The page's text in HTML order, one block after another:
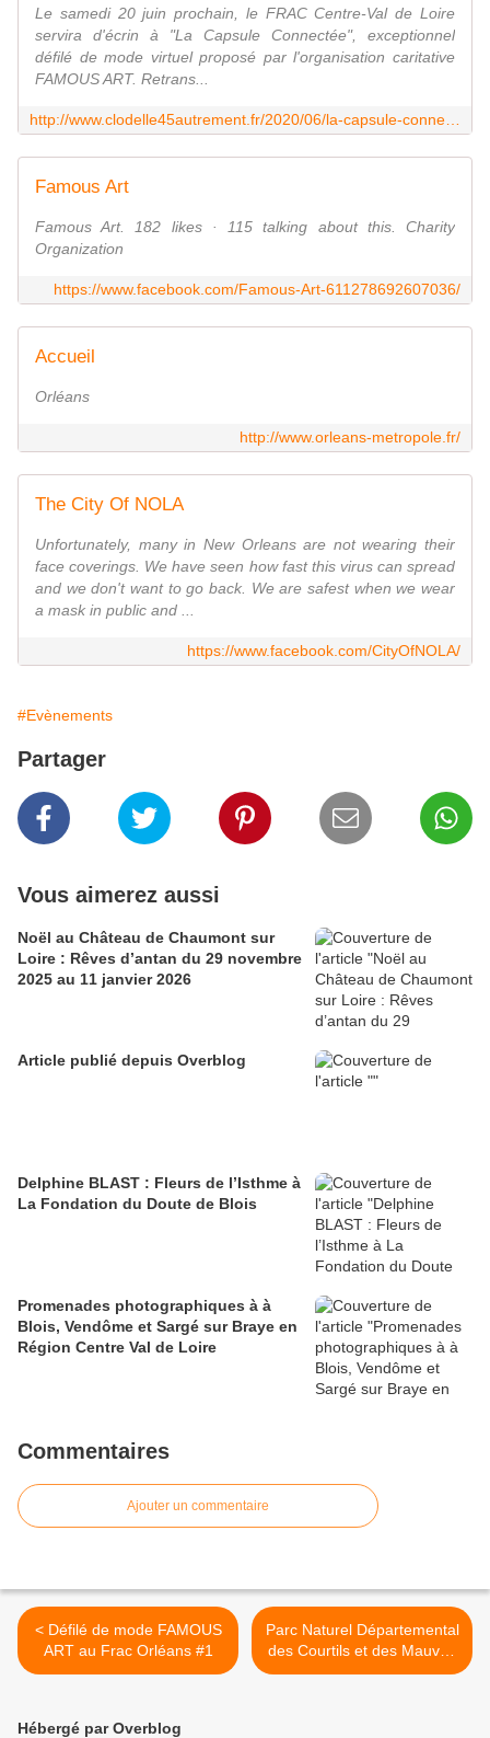
Le samedi 20 juin prochain, le FRAC Centre-Val de Loire
servira d'écrin à "La Capsule Connectée", exceptionnel
défilé de mode virtuel proposé par l'organisation caritative
FAMOUS ART. Retrans...
Famous Art
Famous Art. 182 likes · 115 talking about this. Charity
Organization
https://www.facebook.com/Famous-Art-611278692607036/
Accueil
Orléans
http://www.orleans-metropole.fr/
The City Of NOLA
Unfortunately, many in New Orleans are not wearing their
face coverings. We have seen how fast this virus can spread
and we don't want to go back. We are safest when we wear
a mask in public and ...
https://www.facebook.com/CityOfNOLA/
#Evènements
Partager
Vous aimerez aussi
Noël au Château de Chaumont sur
Loire : Rêves d’antan du 29 novembre
2025 au 11 janvier 2026
Article publié depuis Overblog
Delphine BLAST : Fleurs de l’Isthme à
La Fondation du Doute de Blois
Promenades photographiques à à
Blois, Vendôme et Sargé sur Braye en
Région Centre Val de Loire
Commentaires
Ajouter un commentaire
< Défilé de mode FAMOUS
ART au Frac Orléans #1
Parc Naturel Départemental
des Courtils et des Mauves
à Meung sur Loire (Loiret) >
Hébergé par Overblog